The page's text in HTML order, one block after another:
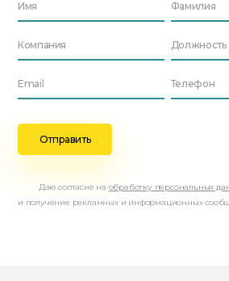
Даю согласие на обработку персональных
и получение рекламных и информационных